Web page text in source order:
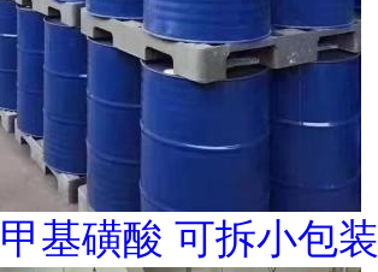
甲基磺酸 可拆小包装